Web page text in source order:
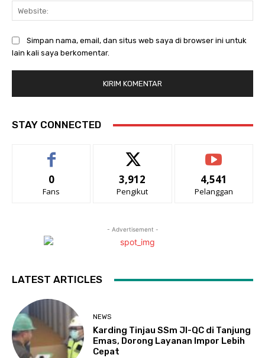
Simpan nama, email, dan situs web saya di browser ini untuk
lain kali saya berkomentar.
STAY CONNECTED
0
Fans
3,912
Pengikut
4,541
Pelanggan
- Advertisement -
LATEST ARTICLES
NEWS
Karding Tinjau SSm JI-QC di Tanjung
Emas, Dorong Layanan Impor Lebih
Cepat